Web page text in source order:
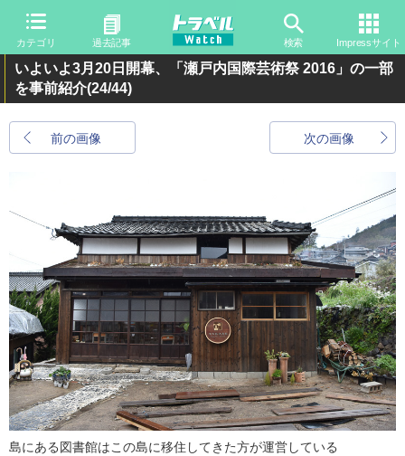
カテゴリ 過去記事 検索 Impressサイト
いよいよ3月20日開幕、「瀬戸内国際芸術祭 2016」の一部
を事前紹介(24/44)
前の画像 次の画像
島にある図書館はこの島に移住してきた方が運営している